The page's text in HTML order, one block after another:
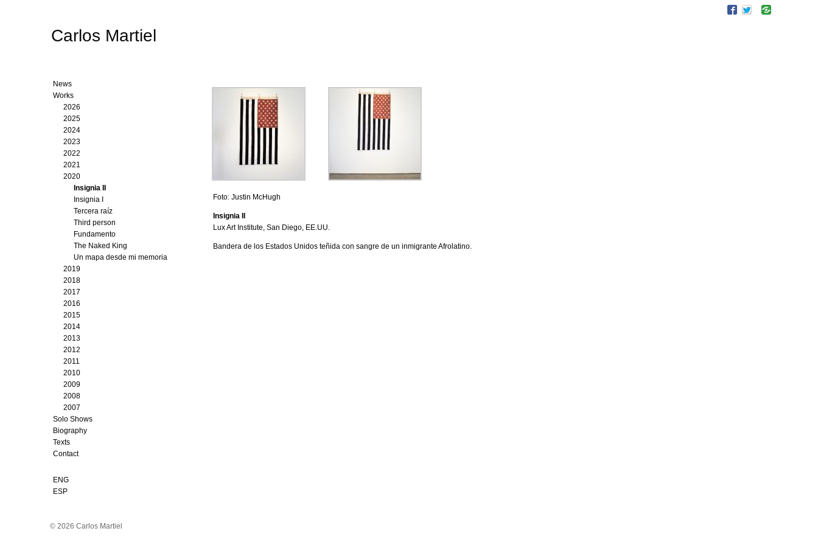
Carlos Martiel
Foto: Justin McHugh
Insignia II
Lux Art Institute, San Diego, EE.UU.
Bandera de los Estados Unidos teñida con sangre de un inmigrante Afrolatino.
News
Works
2026
2025
2024
2023
2022
2021
2020
Insignia II
Insignia I
Tercera raíz
Third person
Fundamento
The Naked King
Un mapa desde mi memoria
2019
2018
2017
2016
2015
2014
2013
2012
2011
2010
2009
2008
2007
Solo Shows
Biography
Texts
Contact
ENG
ESP
© 2026 Carlos Martiel